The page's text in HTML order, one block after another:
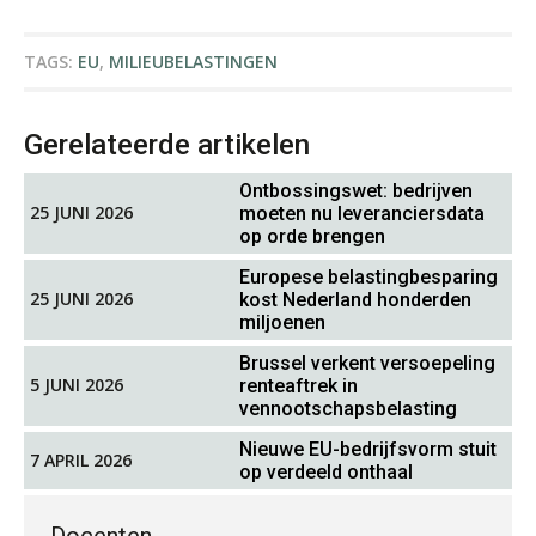
TAGS: EU, MILIEUBELASTINGEN
Gerelateerde artikelen
25 JUNI 2026
Ontbossingswet: bedrijven
moeten nu leveranciersdata
op orde brengen
25 JUNI 2026
Europese belastingbesparing
kost Nederland honderden
miljoenen
5 JUNI 2026
Brussel verkent versoepeling
renteaftrek in
vennootschapsbelasting
7 APRIL 2026
Nieuwe EU-bedrijfsvorm stuit
op verdeeld onthaal
Winfred Merkus
Marja van den Oetelaar